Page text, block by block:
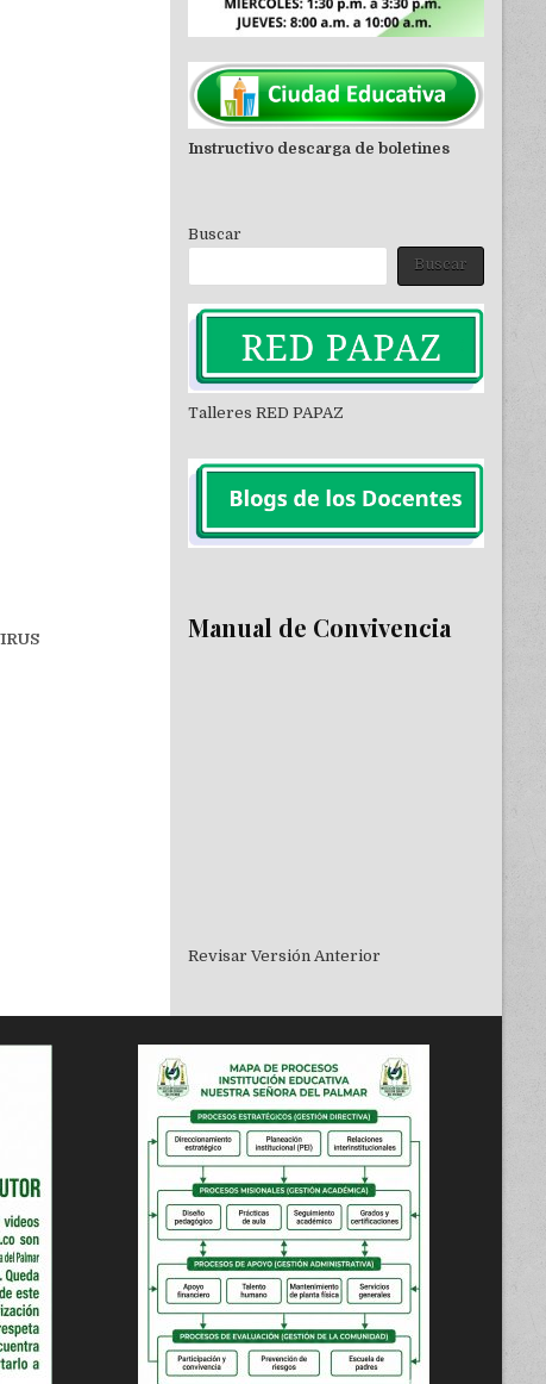
Instructivo descarga de boletines
Buscar
Buscar
Talleres RED PAPAZ
Manual de Convivencia
Revisar Versión Anterior